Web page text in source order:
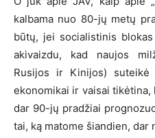
kalbama nuo 80-jų metų
būtų, jei socialistinis
akivaizdu, kad naujos
Rusijos ir Kinijos) suteikė
ekonomikai ir vaisai
dar 90-jų pradžiai
tai, ką matome šiandien, dar